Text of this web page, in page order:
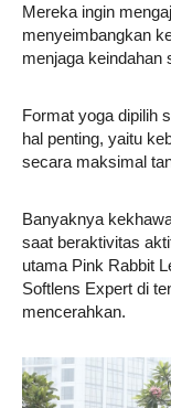
Mereka ingin
menyeimbangkan
menjaga keindahan
Format yoga dipilih
hal penting, yaitu
secara maksimal
Banyaknya
saat beraktivitas
utama Pink Rabbit
Softlens Expert di
mencerahkan.